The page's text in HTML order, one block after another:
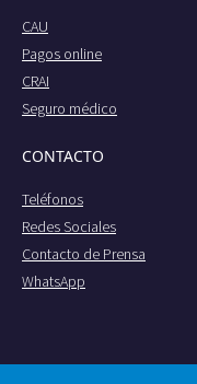
CAU
Pagos online
CRAI
Seguro médico
CONTACTO
Teléfonos
Redes Sociales
Contacto de Prensa
WhatsApp